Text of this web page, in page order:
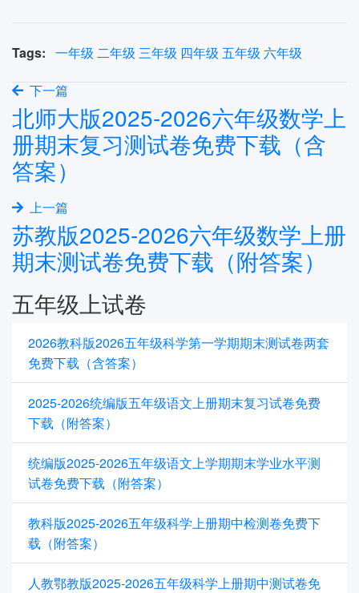
Tags: 一年级 二年级 三年级 四年级 五年级 六年级
下一篇
北师大版2025-2026六年级数学上
册期末复习测试卷免费下载（含
答案）
上一篇
苏教版2025-2026六年级数学上册
期末测试卷免费下载（附答案）
五年级上试卷
2026教科版2026五年级科学第一学期期末测试卷两套
免费下载（含答案）
2025-2026统编版五年级语文上册期末复习试卷免费
下载（附答案）
统编版2025-2026五年级语文上学期期末学业水平测
试卷免费下载（附答案）
教科版2025-2026五年级科学上册期中检测卷免费下
载（附答案）
人教鄂教版2025-2026五年级科学上册期中测试卷免